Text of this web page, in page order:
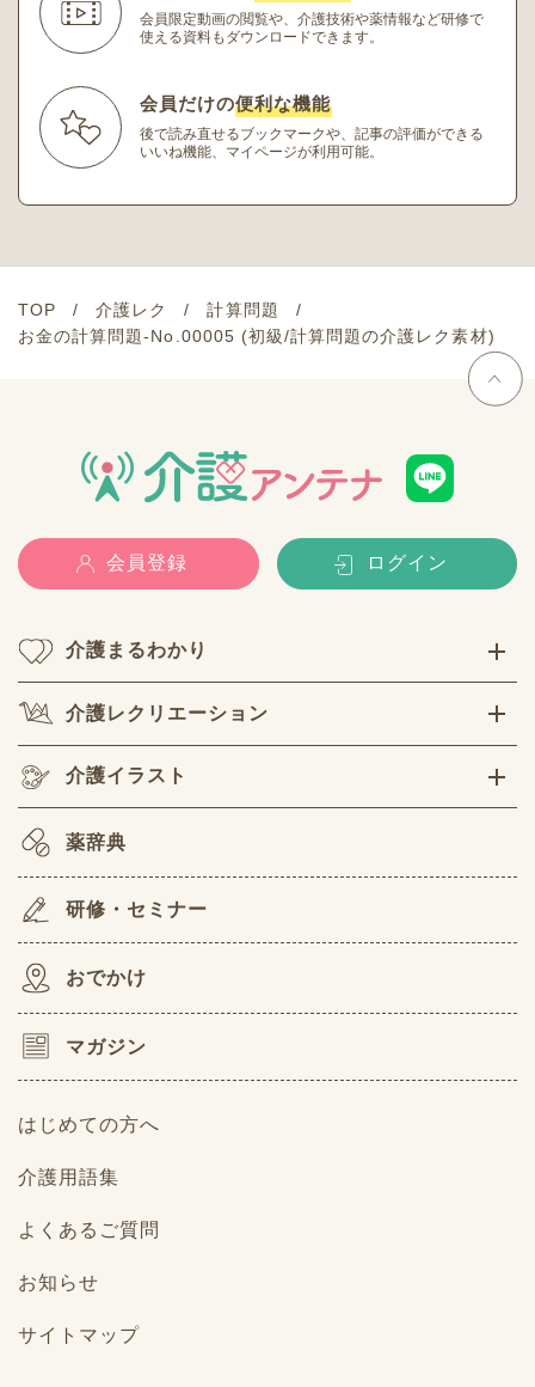
会員限定動画の閲覧や、介護技術や薬情報など研修で
使える資料もダウンロードできます。
会員だけの便利な機能
後で読み直せるブックマークや、記事の評価ができる
いいね機能、マイページが利用可能。
TOP 介護レク
計算問題
お金の計算問題-No.00005 (初級/計算問題の介護レク素材)
会員登録 ログイン
介護まるわかり
介護レクリエーション
介護イラスト
薬辞典
研修・セミナー
おでかけ
マガジン
はじめての方へ
介護用語集
よくあるご質問
お知らせ
サイトマップ